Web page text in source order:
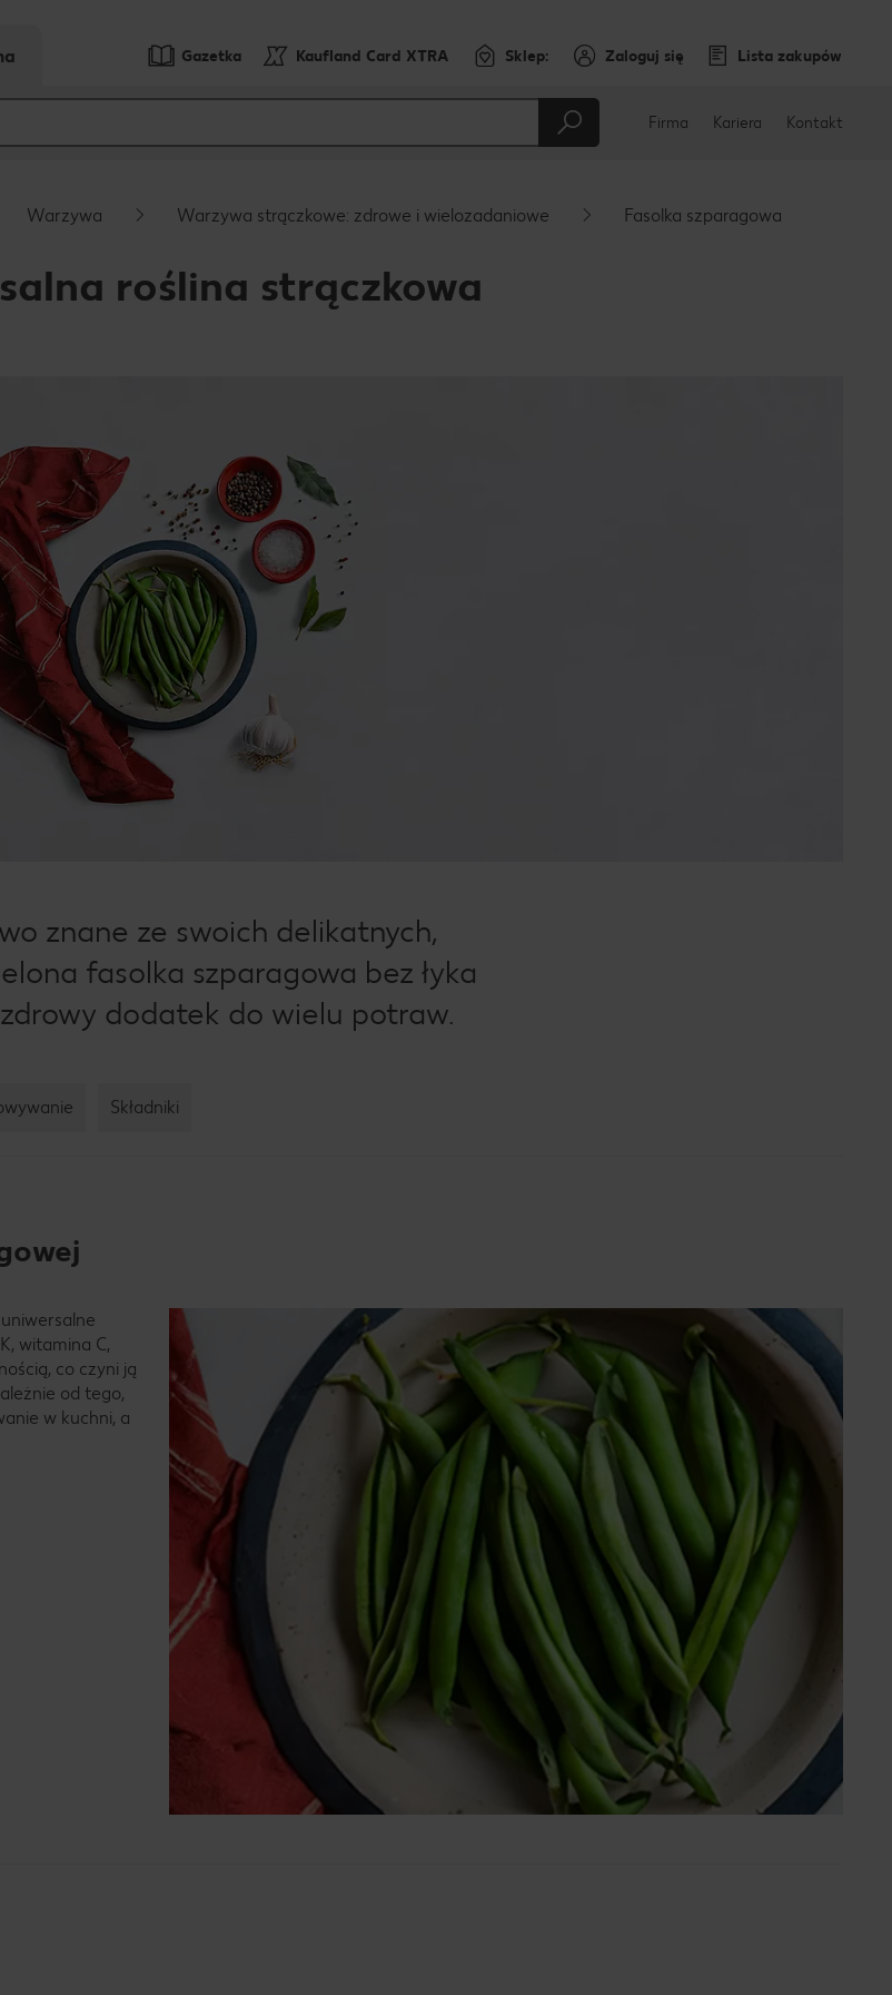
Gazetka Kaufland Card XTRA Sklep: Zaloguj się Lista zakupów
Firma Kariera Kontakt
Warzywa Warzywa strączkowe: zdrowe i wielozadaniowe Fasolka szparagowa
roślina strączkowa
znane ze swoich delikatnych,
fasolka szparagowa bez łyka
dodatek do wielu potraw.
Składniki
witamina C,
co czyni ją
od tego,
w kuchni, a